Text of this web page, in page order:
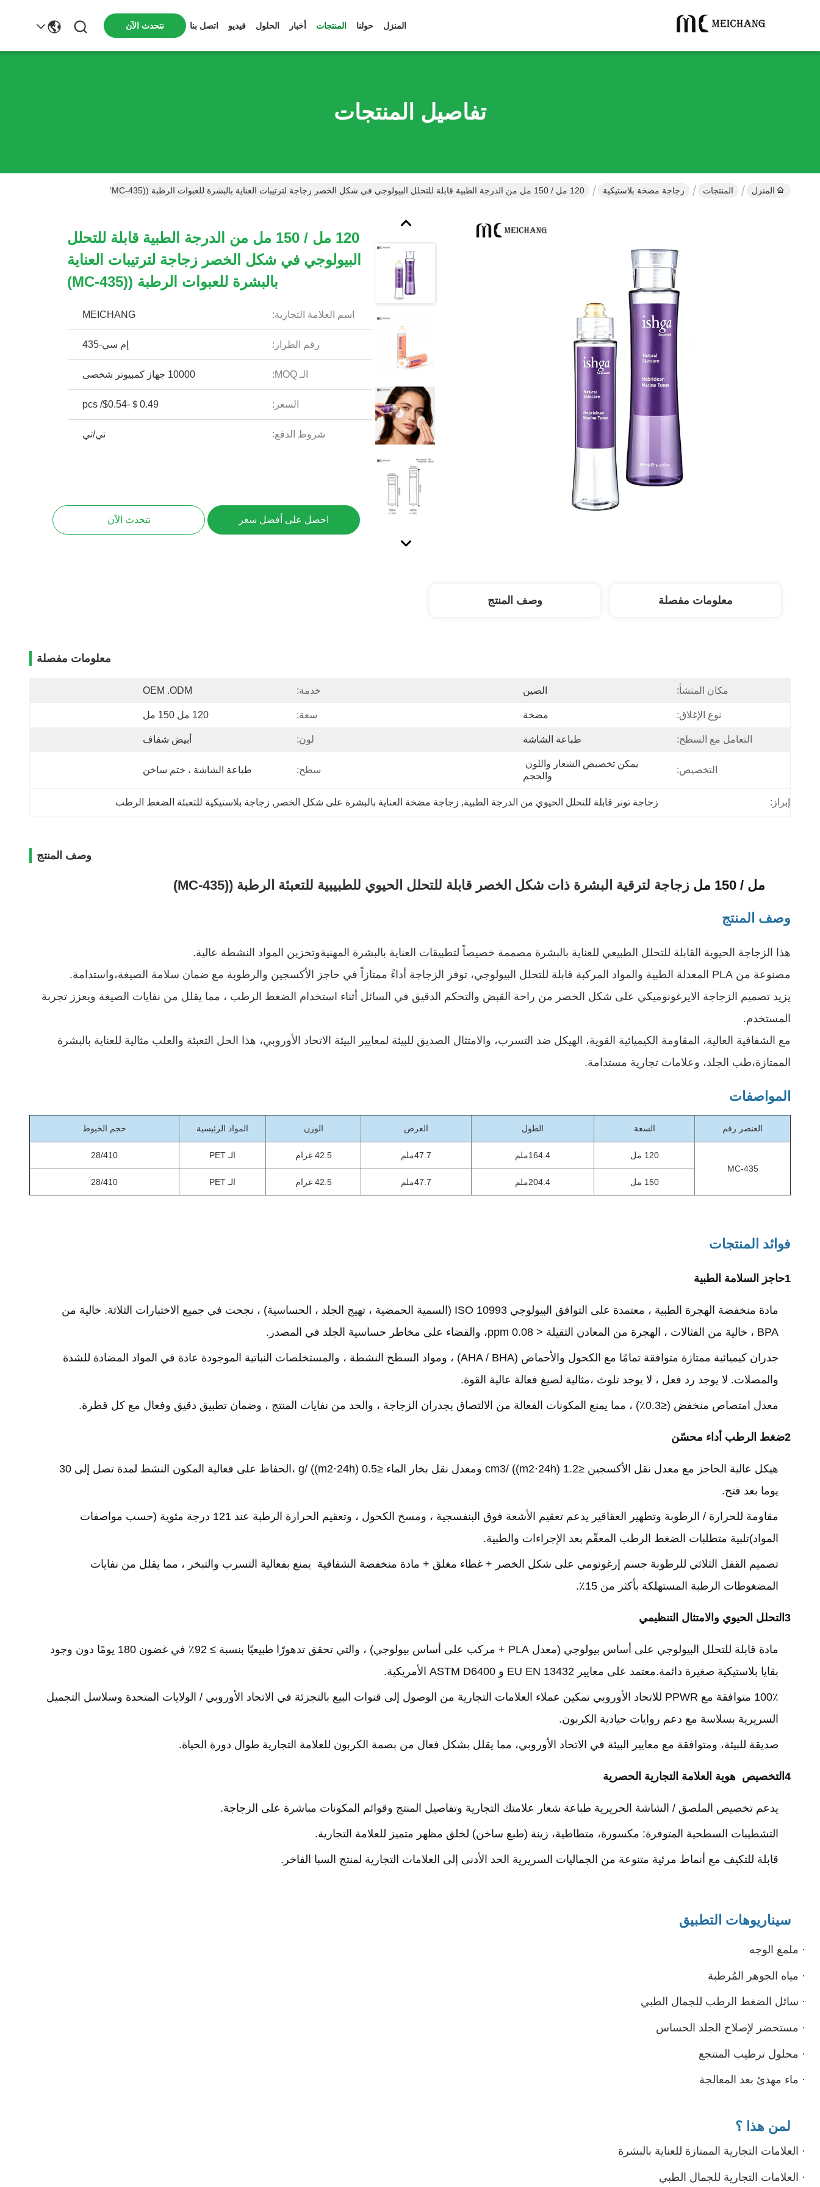
المنزل حولنا المنتجات أخبار الحلول فيديو اتصل بنا نتحدث الآن
تفاصيل المنتجات
المنزل المنتجات زجاجة مضخة بلاستيكية 120 مل / 150 مل من الدرجة الطبية قابلة للتحلل البيولوجي في شكل الخصر زجاجة لترتيبات العناية بالبشرة للعبوات الرطبة ((MC-435)
120 مل / 150 مل من الدرجة الطبية قابلة للتحلل
البيولوجي في شكل الخصر زجاجة لترتيبات العناية
بالبشرة للعبوات الرطبة ((MC-435)
اسم العلامة التجارية: MEICHANG
رقم الطراز: إم سي-435
الـ MOQ: 10000 جهاز كمبيوتر شخصى
السعر: ＄0.49-$0.54/ pcs
شروط الدفع: تي/تي
احصل على أفضل سعر نتحدث الآن
معلومات مفصلة وصف المنتج
معلومات مفصلة
مكان المنشأ: الصين خدمة: OEM .ODM
نوع الإغلاق: مضخة سعة: 120 مل 150 مل
التعامل مع السطح: طباعة الشاشة لون: أبيض شفاف
التخصيص:
والحجم
سطح: طباعة الشاشة ، ختم ساخن
إبراز: زجاجة تونر قابلة للتحلل الحيوي من الدرجة الطبية, زجاجة مضخة العناية بالبشرة على شكل الخصر , زجاجة بلاستيكية للتعبئة الضغط الرطب
وصف المنتج
زجاجة لترقية البشرة ذات شكل الخصر قابلة للتحلل الحيوي للطبيبية للتعبئة الرطبة ((MC-435)
وصف المنتج
هذا الزجاجة الحيوية القابلة للتحلل الطبيعي للعناية بالبشرة مصممة خصيصاً لتطبيقات العناية بالبشرة المهنيةوتخزين المواد النشطة عالية.
مصنوعة من PLA المعدلة الطبية والمواد المركبة قابلة للتحلل البيولوجي، توفر الزجاجة أداءً ممتازاً في حاجز الأكسجين والرطوبة مع ضمان سلامة الصيغة،واستدامة.
يزيد تصميم الزجاجة الايرغونوميكي على شكل الخصر من راحة القبض والتحكم الدقيق في السائل أثناء استخدام الضغط الرطب ، مما يقلل من نفايات الصيغة ويعزز تجربة
المستخدم.
مع الشفافية العالية، المقاومة الكيميائية القوية، الهيكل ضد التسرب، والامتثال الصديق للبيئة لمعايير البيئة الاتحاد الأوروبي، هذا الحل التعبئة والعلب مثالية للعناية بالبشرة
الممتازة،طب الجلد، وعلامات تجارية مستدامة.
المواصفات
العنصر رقم السعة الطول العرض الوزن المواد الرئيسية حجم الخيوط
MC-435
120 مل 164.4ملم 47.7ملم 42.5 غرام الـ PET 28/410
150 مل 204.4ملم 47.7ملم 42.5 غرام الـ PET 28/410
فوائد المنتجات
1حاجز السلامة الطبية
مادة منخفضة الهجرة الطبية ، معتمدة على التوافق البيولوجي ISO 10993 (السمية الحمضية ، تهيج الجلد ، الحساسية) ، نجحت في جميع الاختبارات الثلاثة. خالية من
BPA ، خالية من الفثالات ، الهجرة من المعادن الثقيلة < 0.08 ppm، والقضاء على مخاطر حساسية الجلد في المصدر.
جدران كيميائية ممتازة متوافقة تمامًا مع الكحول والأحماض (AHA / BHA) ، ومواد السطح النشطة ، والمستخلصات النباتية الموجودة عادة في المواد المضادة للشدة
والمصلات. لا يوجد رد فعل ، لا يوجد تلوث ،مثالية لصيغ فعالة عالية القوة.
معدل امتصاص منخفض (≤0.3٪) ، مما يمنع المكونات الفعالة من الالتصاق بجدران الزجاجة ، والحد من نفايات المنتج ، وضمان تطبيق دقيق وفعال مع كل قطرة.
2ضغط الرطب أداء محسّن
هيكل عالية الحاجز مع معدل نقل الأكسجين ≤1.2 cm3/ ((m2·24h) ومعدل نقل بخار الماء ≤0.5 g/ ((m2·24h) ،الحفاظ على فعالية المكون النشط لمدة تصل إلى 30
يوما بعد فتح.
مقاومة للحرارة / الرطوبة وتطهير العقاقير يدعم تعقيم الأشعة فوق البنفسجية ، ومسح الكحول ، وتعقيم الحرارة الرطبة عند 121 درجة مئوية (حسب مواصفات
المواد)تلبية متطلبات الضغط الرطب المعقّم بعد الإجراءات والطبية.
تصميم القفل الثلاثي للرطوبة ‬جسم إرغونومي على شكل الخصر + غطاء مغلق + مادة منخفضة الشفافية ‬ يمنع بفعالية التسرب والتبخر ، مما يقلل من نفايات
المضغوطات الرطبة المستهلكة بأكثر من 15٪.
3التحلل الحيوي والامتثال التنظيمي
مادة قابلة للتحلل البيولوجي على أساس بيولوجي (معدل PLA + مركب على أساس بيولوجي) ، والتي تحقق تدهورًا طبيعيًا بنسبة ≥ 92٪ في غضون 180 يومًا دون وجود
بقايا بلاستيكية صغيرة دائمة.معتمد على معايير EU EN 13432 و ASTM D6400 الأمريكية.
100٪ متوافقة مع PPWR للاتحاد الأوروبي تمكين عملاء العلامات التجارية من الوصول إلى قنوات البيع بالتجزئة في الاتحاد الأوروبي / الولايات المتحدة وسلاسل التجميل
السريرية بسلاسة مع دعم روايات حيادية الكربون.
صديقة للبيئة، ومتوافقة مع معايير البيئة في الاتحاد الأوروبي، مما يقلل بشكل فعال من بصمة الكربون للعلامة التجارية طوال دورة الحياة.
4التخصيص ‬ هوية العلامة التجارية الحصرية
يدعم تخصيص الملصق / الشاشة الحريرية طباعة شعار علامتك التجارية وتفاصيل المنتج وقوائم المكونات مباشرة على الزجاجة.
التشطيبات السطحية المتوفرة: مكسورة، متطاطية، زينة (طبع ساخن) لخلق مظهر متميز للعلامة التجارية.
قابلة للتكيف مع أنماط مرئية متنوعة من الجماليات السريرية الحد الأدنى إلى العلامات التجارية لمنتج السبا الفاخر.
سيناريوهات التطبيق
· ملمع الوجه
· مياه الجوهر المُرطبة
· سائل الضغط الرطب للجمال الطبي
· مستحضر لإصلاح الجلد الحساس
· محلول ترطيب المنتجع
· ماء مهدئ بعد المعالجة
لمن هذا ؟
· العلامات التجارية الممتازة للعناية بالبشرة
· العلامات التجارية للجمال الطبي